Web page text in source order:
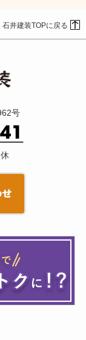
井建装TOPに戻る
号